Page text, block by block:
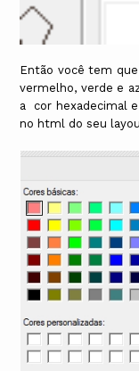
Então você tem
vermelho, verde e
a cor hexadecimal
no html do seu